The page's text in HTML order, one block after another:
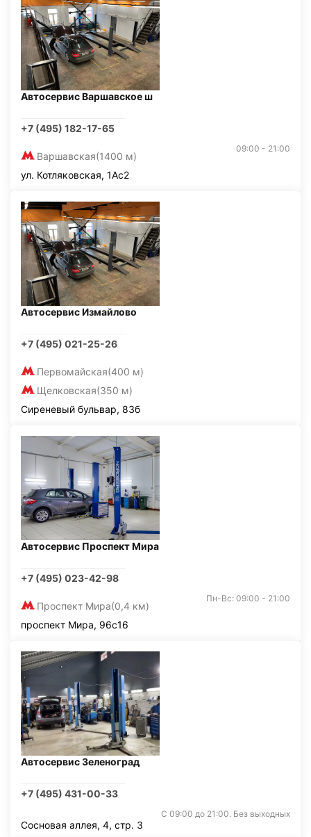
Автосервис Варшавское ш
+7 (495) 182-17-65
Варшавская(1400 м)
09:00 - 21:00
ул. Котляковская, 1Ас2
Автосервис Измайлово
+7 (495) 021-25-26
Первомайская(400 м)
Щелковская(350 м)
Сиреневый бульвар, 83б
Автосервис Проспект Мира
+7 (495) 023-42-98
Проспект Мира(0,4 км)
Пн-Вс: 09:00 - 21:00
проспект Мира, 96с16
Автосервис Зеленоград
+7 (495) 431-00-33
С 09:00 до 21:00. Без выходных
Сосновая аллея, 4, стр. 3